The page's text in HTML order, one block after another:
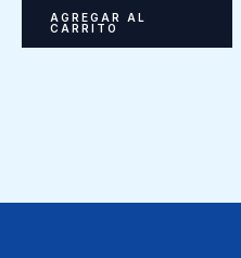
AGREGAR AL
CARRITO